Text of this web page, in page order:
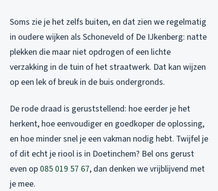
Soms zie je het zelfs buiten, en dat zien we regelmatig
in oudere wijken als Schoneveld of De IJkenberg: natte
plekken die maar niet opdrogen of een lichte
verzakking in de tuin of het straatwerk. Dat kan wijzen
op een lek of breuk in de buis ondergronds.
De rode draad is geruststellend: hoe eerder je het
herkent, hoe eenvoudiger en goedkoper de oplossing,
en hoe minder snel je een vakman nodig hebt. Twijfel je
of dit echt je riool is in Doetinchem? Bel ons gerust
even op 085 019 57 67, dan denken we vrijblijvend met
je mee.